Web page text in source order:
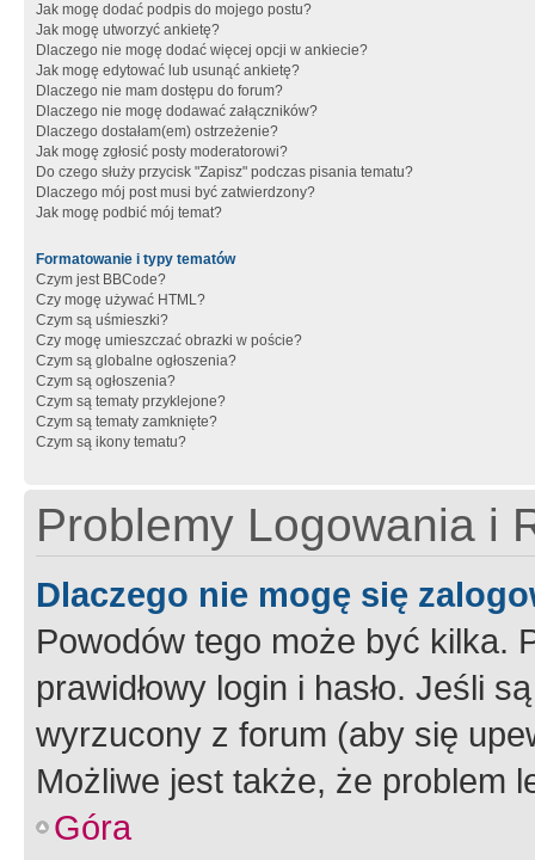
Jak mogę dodać podpis do mojego postu?
Jak mogę utworzyć ankietę?
Dlaczego nie mogę dodać więcej opcji w ankiecie?
Jak mogę edytować lub usunąć ankietę?
Dlaczego nie mam dostępu do forum?
Dlaczego nie mogę dodawać załączników?
Dlaczego dostałam(em) ostrzeżenie?
Jak mogę zgłosić posty moderatorowi?
Do czego służy przycisk "Zapisz" podczas pisania tematu?
Dlaczego mój post musi być zatwierdzony?
Jak mogę podbić mój temat?
Formatowanie i typy tematów
Czym jest BBCode?
Czy mogę używać HTML?
Czym są uśmieszki?
Czy mogę umieszczać obrazki w poście?
Czym są globalne ogłoszenia?
Czym są ogłoszenia?
Czym są tematy przyklejone?
Czym są tematy zamknięte?
Czym są ikony tematu?
Problemy Logowania i
Dlaczego nie mogę się
Powodów tego może być kilka.
prawidłowy login i hasło. Jeśli
wyrzucony z forum (aby się
Możliwe jest także, że problem
Góra